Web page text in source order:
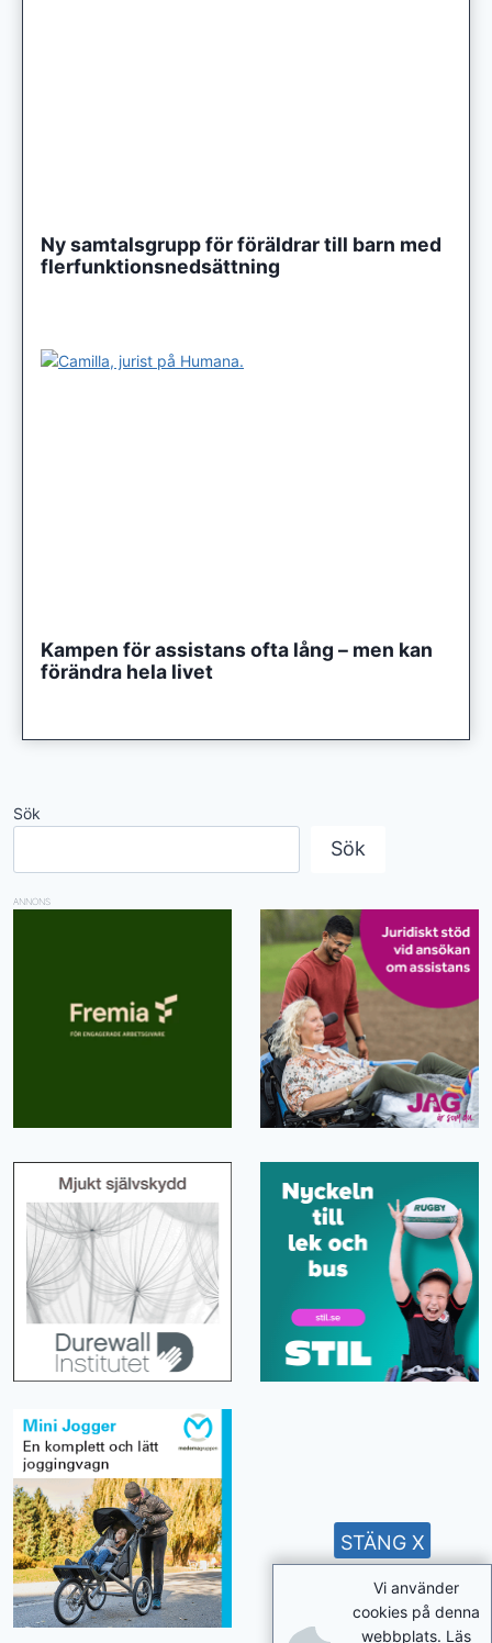
Ny samtalsgrupp för föräldrar till barn med
flerfunktionsnedsättning
Kampen för assistans ofta lång – men kan
förändra hela livet
Sök
Sök
ANNONS
Vi använder
cookies på denna
webbplats. Läs
STÄNG X